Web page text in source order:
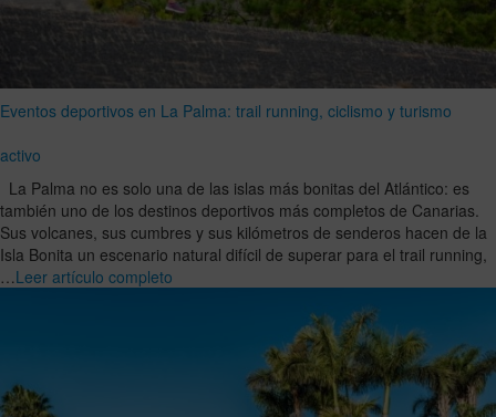
Eventos deportivos en La Palma: trail running, ciclismo y turismo
activo
La Palma no es solo una de las islas más bonitas del Atlántico: es
también uno de los destinos deportivos más completos de Canarias.
Sus volcanes, sus cumbres y sus kilómetros de senderos hacen de la
Isla Bonita un escenario natural difícil de superar para el trail running,
…Leer artículo completo